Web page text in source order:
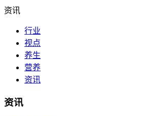
资讯
行业
视点
养生
营养
资讯
资讯